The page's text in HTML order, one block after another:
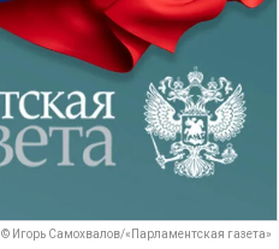
© Игорь Самохвалов/«Парламентская газета»